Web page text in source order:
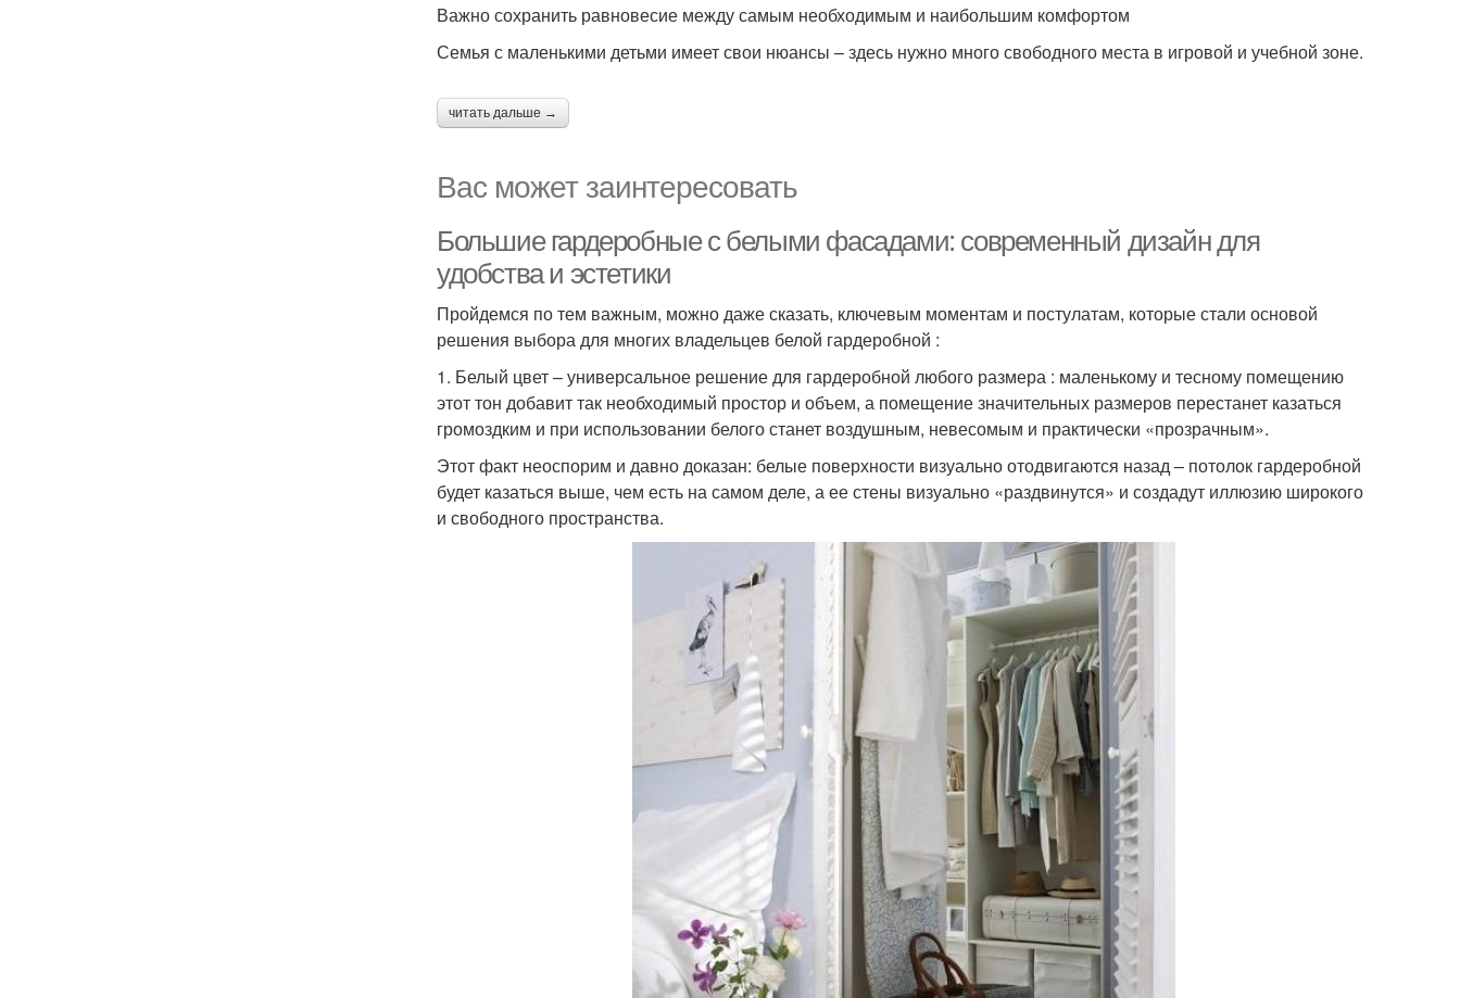
Важно сохранить равновесие между самым необходимым и наибольшим комфортом
Семья с маленькими детьми имеет свои нюансы – здесь нужно много свободного места в игровой и учебной зоне.
читать дальше →
Вас может заинтересовать
Большие гардеробные с белыми фасадами: современный дизайн для
удобства и эстетики
Пройдемся по тем важным, можно даже сказать, ключевым моментам и постулатам, которые стали основой
решения выбора для многих владельцев белой гардеробной :
1. Белый цвет – универсальное решение для гардеробной любого размера : маленькому и тесному помещению
этот тон добавит так необходимый простор и объем, а помещение значительных размеров перестанет казаться
громоздким и при использовании белого станет воздушным, невесомым и практически «прозрачным».
Этот факт неоспорим и давно доказан: белые поверхности визуально отодвигаются назад – потолок гардеробной
будет казаться выше, чем есть на самом деле, а ее стены визуально «раздвинутся» и создадут иллюзию широкого
и свободного пространства.